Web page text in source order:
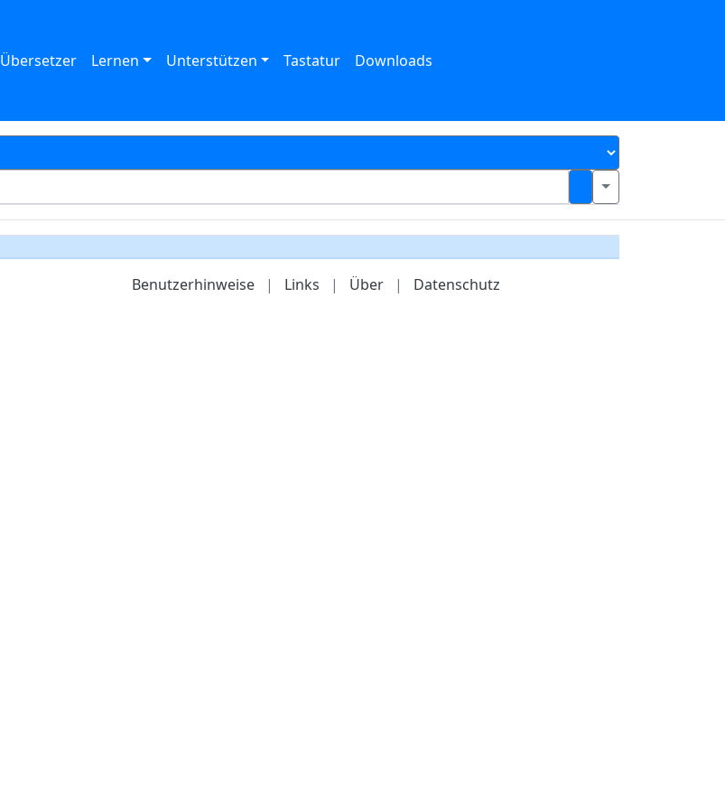
Übersetzer Lernen Unterstützen Tastatur Downloads
Benutzerhinweise | Links | Über | Datenschutz